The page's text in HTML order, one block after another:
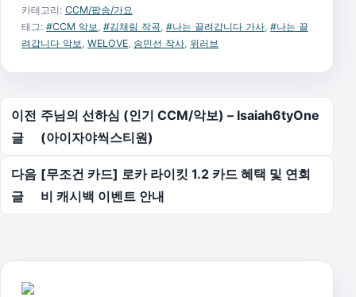
카테고리: CCM/팝송/가요
태그: #CCM 악보 #김채림 작곡 #나는 끌려갑니다 가사 #나는 끌
려갑니다 악보 WELOVE 송민선 작사 위러브
글 탐색
이전
글
주님의 선하심 (인기 CCM/악보) – Isaiah6tyOne
(아이자야씩스티원)
다음
글
[무조건 카드] 로카 라이킷 1.2 카드 혜택 및 연회
비 캐시백 이벤트 안내